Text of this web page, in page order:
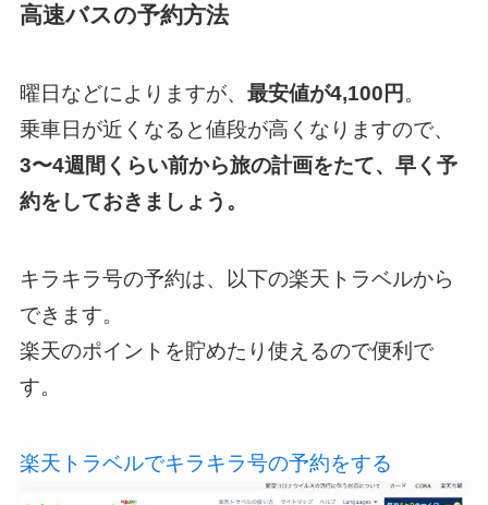
高速バスの予約方法
曜日などによりますが、 最安値が4,100円 。
乗車日が近くなると値段が高くなりますので、
3〜4週間くらい前から旅の計画をたて、早く予
約をしておきましょう。
キラキラ号の予約は、以下の楽天トラベルから
できます。
楽天のポイントを貯めたり使えるので便利で
す。
楽天トラベルでキラキラ号の予約をする